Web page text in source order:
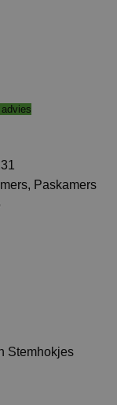
Stemhokjes
, Paskamers